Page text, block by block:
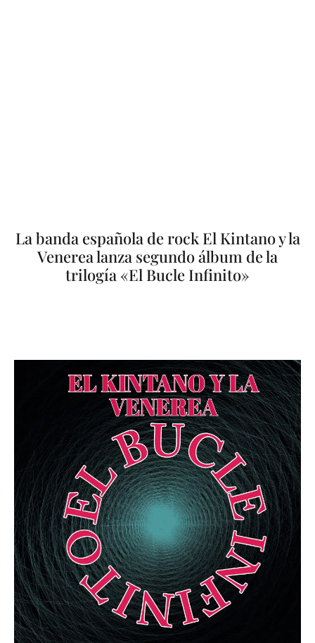
La banda española de rock El Kintano y la
Venerea lanza segundo álbum de la
trilogía «El Bucle Infinito»